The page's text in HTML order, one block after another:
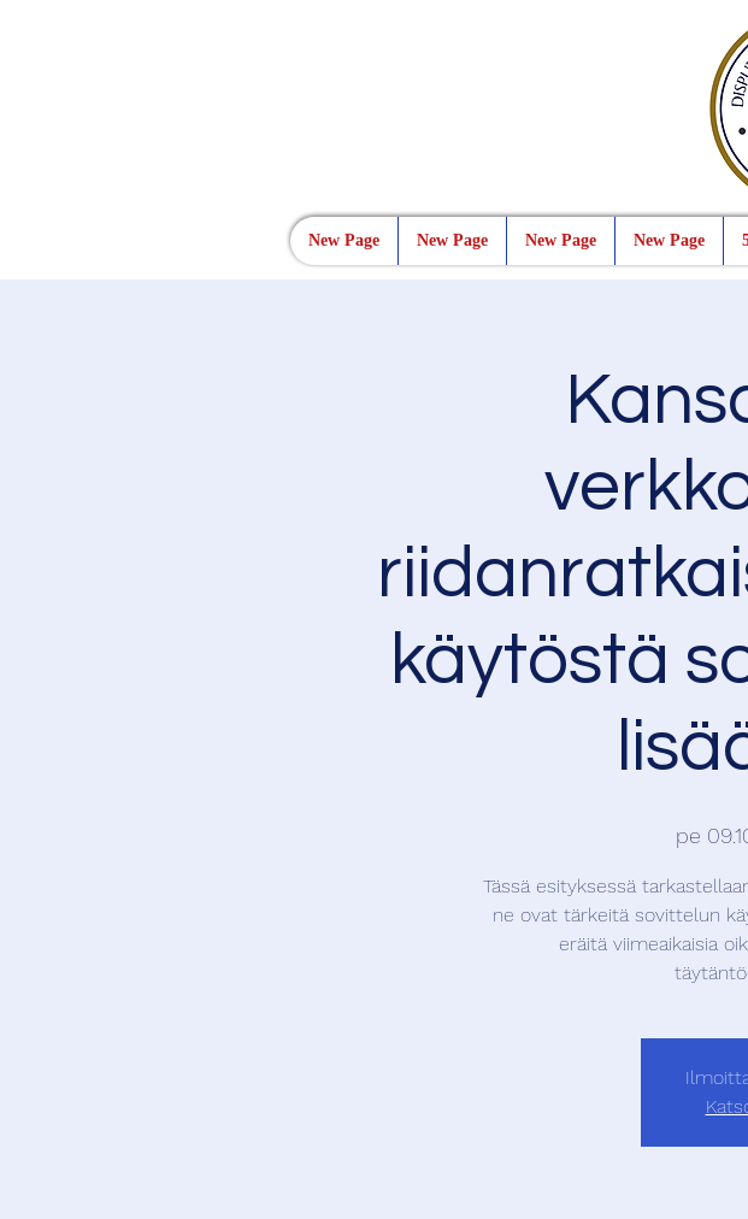
New Page New Page New Page New Page
käytöstä
pe
Tässä esityksessä
ne ovat tärkeitä sovittelun
eräitä viimeaikaisia